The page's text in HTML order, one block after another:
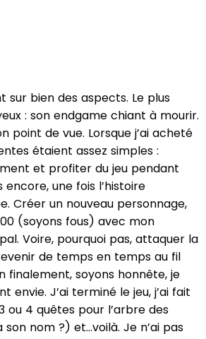
sur bien des aspects. Le plus
: son endgame chiant à mourir.
point de vue. Lorsque j’ai acheté
étaient assez simples :
et profiter du jeu pendant
encore, une fois l’histoire
Créer un nouveau personnage,
(soyons fous) avec mon
Voire, pourquoi pas, attaquer la
de temps en temps au fil
finalement, soyons honnête, je
envie. J’ai terminé le jeu, j’ai fait
ou 4 quêtes pour l’arbre des
son nom ?) et…voilà. Je n’ai pas